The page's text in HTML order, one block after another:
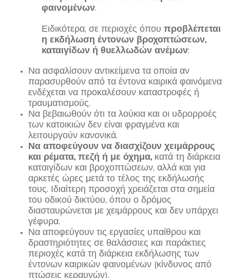
φαινομένων.
Ειδικότερα, σε περιοχές όπουπροβλέπεται
η εκδήλωση έντονων βροχοπτώσεων,
καταιγίδων ή θυελλωδών ανέμων:
Να ασφαλίσουν αντικείμενα τα οποία αν
παρασυρθούν από τα έντονα καιρικά φαινόμενα
ενδέχεται να προκαλέσουν καταστροφές ή
τραυματισμούς.
Να βεβαιωθούν ότι τα λούκια και οι υδρορροές
των κατοικιών δεν είναι φραγμένα και
λειτουργούν κανονικά.
Να αποφεύγουν να διασχίζουν χειμάρρους
και ρέματα, πεζή ή με όχημα, κατά τη διάρκεια
καταιγίδων και βροχοπτώσεων, αλλά και για
αρκετές ώρες μετά το τέλος της εκδήλωσής
τους. Ιδιαίτερη προσοχή χρειάζεται στα σημεία
του οδικού δικτύου, όπου ο δρόμος
διασταυρώνεται με χειμάρρους και δεν υπάρχει
γέφυρα.
Να αποφεύγουν τις εργασίες υπαίθρου και
δραστηριότητες σε θαλάσσιες και παράκτιες
περιοχές κατά τη διάρκεια εκδήλωσης των
έντονων καιρικών φαινομένων (κίνδυνος από
πτώσεις κεραυνών).